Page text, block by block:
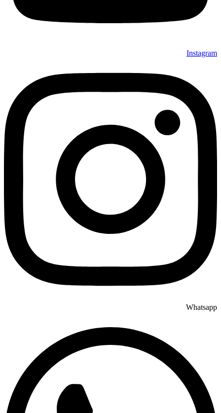
Instagram
Whatsapp